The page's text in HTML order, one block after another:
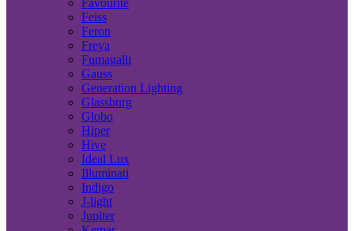
Favourite
Feiss
Feron
Freya
Fumagalli
Gauss
Generation Lighting
Glassburg
Globo
Hiper
Hive
Ideal Lux
Illuminati
Indigo
J-light
Jupiter